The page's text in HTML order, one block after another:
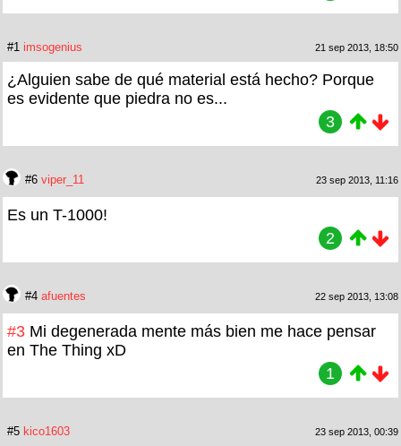
#1 imsogenius 21 sep 2013, 18:50
¿Alguien sabe de qué material está hecho? Porque
es evidente que piedra no es...
3
#6 viper_11 23 sep 2013, 11:16
Es un T-1000!
2
#4 afuentes 22 sep 2013, 13:08
#3 Mi degenerada mente más bien me hace pensar
en The Thing xD
1
#5 kico1603 23 sep 2013, 00:39